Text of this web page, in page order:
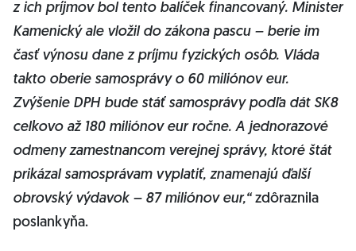
z ich príjmov bol tento balíček financovaný. Minister
Kamenický ale vložil do zákona pascu – berie im
časť výnosu dane z príjmu fyzických osôb. Vláda
takto oberie samosprávy o 60 miliónov eur.
Zvýšenie DPH bude stáť samosprávy podľa dát SK8
celkovo až 180 miliónov eur ročne. A jednorazové
odmeny zamestnancom verejnej správy, ktoré štát
prikázal samosprávam vyplatiť, znamenajú ďalší
obrovský výdavok – 87 miliónov eur,“zdôraznila
poslankyňa.